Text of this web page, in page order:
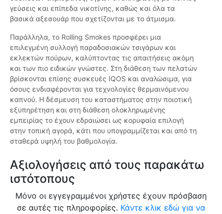
γεύσεις και επίπεδα νικοτίνης, καθώς και όλα τα
βασικά αξεσουάρ που σχετίζονται με το άτμισμα.
Παράλληλα, το Rolling Smokes προσφέρει μια
επιλεγμένη συλλογή παραδοσιακών τσιγάρων και
εκλεκτών πούρων, καλύπτοντας τις απαιτήσεις ακόμη
και των πιο ειδικών γνώστες. Στη διάθεση των πελατών
βρίσκονται επίσης συσκευές IQOS και αναλώσιμα, για
όσους ενδιαφέρονται για τεχνολογίες θερμαινόμενου
καπνού. Η δέσμευση του καταστήματος στην ποιοτική
εξυπηρέτηση και στη διάθεση ολοκληρωμένης
εμπειρίας το έχουν εδραιώσει ως κορυφαία επιλογή
στην τοπική αγορά, κάτι που υπογραμμίζεται και από τη
σταθερά υψηλή του βαθμολογία.
Αξιολογήσεις από τους παρακάτω
ιστότοπους
Μόνο οι εγγεγραμμένοι χρήστες έχουν πρόσβαση
σε αυτές τις πληροφορίες. Κάντε κλικ εδώ για να